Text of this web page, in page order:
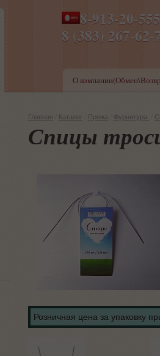
8-913-20-
8 (383) 267-
ПН-ПТ 8-17,СБ-ВС
О
Главная Каталог Пряжа Фурнитура
Спицы
Розничная цена за упаковку